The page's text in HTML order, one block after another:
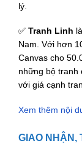
lý.
✅ Tranh Linh
Nam. Với hơn
Canvas cho
những bộ tranh
với giá cạnh
Xem thêm nội
GIAO NHẬN,